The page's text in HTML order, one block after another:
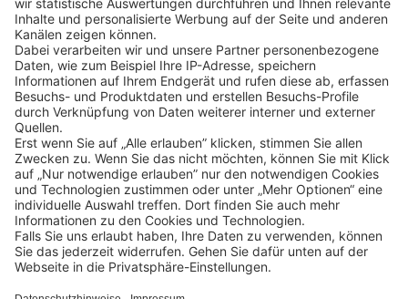
Lekkerland SE
50226 Frechen
Deutschland
+49 2234 1821-0
info@lekkerland.de